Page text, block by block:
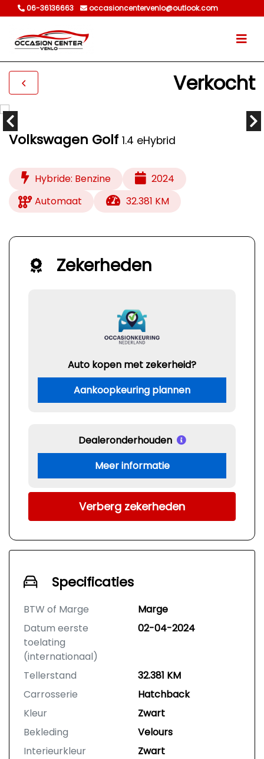
06-36136663 occasioncentervenlo@outlook.com
Verkocht
Volkswagen Golf 1.4 eHybrid
Hybride: Benzine
2024
Automaat
32.381 KM
Zekerheden
Auto kopen met zekerheid?
Aankoopkeuring plannen
Dealeronderhouden
Meer informatie
Verberg zekerheden
Specificaties
BTW of Marge
Marge
Datum eerste
toelating
(internationaal)
02-04-2024
Tellerstand
32.381 KM
Carrosserie
Hatchback
Kleur
Zwart
Bekleding
Velours
Interieurkleur
Zwart